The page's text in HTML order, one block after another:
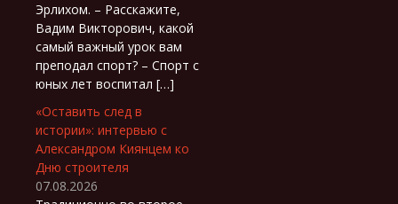
Эрлихом. – Расскажите,
Вадим Викторович, какой
самый важный урок вам
преподал спорт? – Спорт с
юных лет воспитал […]
«Оставить след в
истории»: интервью с
Александром Киянцем ко
Дню строителя
07.08.2026